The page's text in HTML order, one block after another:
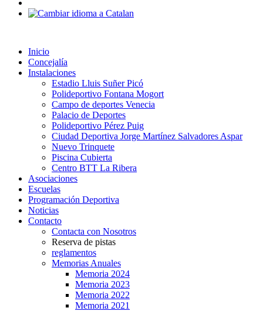
Inicio
Concejalía
Instalaciones
Estadio Lluis Suñer Picó
Polideportivo Fontana Mogort
Campo de deportes Venecia
Palacio de Deportes
Polideportivo Pérez Puig
Ciudad Deportiva Jorge Martínez Salvadores Aspar
Nuevo Trinquete
Piscina Cubierta
Centro BTT La Ribera
Asociaciones
Escuelas
Programación Deportiva
Noticias
Contacto
Contacta con Nosotros
Reserva de pistas
reglamentos
Memorias Anuales
Memoria 2024
Memoria 2023
Memoria 2022
Memoria 2021